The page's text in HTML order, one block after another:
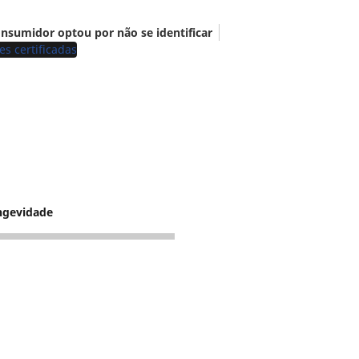
optou por não se identificar
certificadas